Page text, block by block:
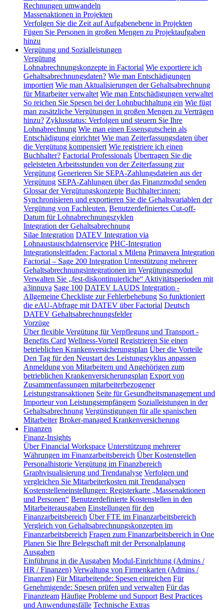
Rechnungen umwandeln
Massenaktionen in Projekten
Verfolgen Sie die Zeit auf Aufgabenebene in Projekten
Fügen Sie Personen in großen Mengen zu Projektaufgaben
hinzu
Vergütung und Sozialleistungen
Vergütung
Lohnabrechnungskonzepte in Factorial Wie exportiere ich
Gehaltsabrechnungsdaten? Wie man Entschädigungen
importiert Wie man Aktualisierungen der Gehaltsabrechnung
für Mitarbeiter verwaltet Wie man Entschädigungen verwaltet
So reichen Sie Spesen bei der Lohnbuchhaltung ein Wie fügt
man zusätzliche Vergütungen in großen Mengen zu Verträgen
hinzu? Zyklusstatus: Verfolgen und steuern Sie Ihre
Lohnabrechnung Wie man einen Essensgutschein als
Entschädigung einrichtet Wie man Zeiterfassungsdaten über
die Vergütung kompensiert Wie registriere ich einen
Buchhalter? Factorial Professionals Übertragen Sie die
geleisteten Arbeitsstunden von der Zeiterfassung zur
Vergütung Generieren Sie SEPA-Zahlungsdateien aus der
Vergütung SEPA-Zahlungen über das Finanzmodul senden
Glossar der Vergütungskonzepte Buchhalter:innen:
Synchronisieren und exportieren Sie die Gehaltsvariablen der
Vergütung von Fachleuten. Benutzerdefiniertes Cut-off-
Datum für Lohnabrechnungszyklen
Integration der Gehaltsabrechnung
Silae Integration DATEV Integration via
Lohnaustauschdatenservice PHC-Integration
Integrationsleitfaden: Factorial x Milena Primavera Integration
Factorial – Sage 200 Integration Unterstützung mehrerer
Gehaltsabrechnungsintegrationen im Vergütungsmodul
Verwalten Sie „fest-diskontinuierliche“ Aktivitätsperioden mit
a3innuva Sage 100 DATEV LAUDS Integration -
Allgemeine Checkliste zur Fehlerbehebung So funktioniert
die eAU-Abfrage mit DATEV über Factorial Deutsch
DATEV Gehaltsabrechnungsfelder
Vorzüge
Über flexible Vergütung für Verpflegung und Transport -
Benefits Card Wellness-Vorteil Registrieren Sie einen
betrieblichen Krankenversicherungsplan Über die Vorteile
Den Tag für den Neustart des Leistungszyklus anpassen
Anmeldung von Mitarbeitern und Angehörigen zum
betrieblichen Krankenversicherungsplan Export von
Zusammenfassungen mitarbeiterbezogener
Leistungstransaktionen Seite für Gesundheitsmanagement und
Importeur von Leistungsempfängern Sozialleistungen in der
Gehaltsabrechnung Vergünstigungen für alle spanischen
Mitarbeiter Broker-managed Krankenversicherung
Finanzen
Finanz-Insights
Über Financial Workspace Unterstützung mehrerer
Währungen im Finanzarbeitsbereich Über Kostenstellen
Personalhistorie Vergütung im Finanzbereich
Graphvisualisierung und Trendanalyse Verfolgen und
vergleichen Sie Mitarbeiterkosten mit Trendanalysen
Kostenstelleneinstellungen: Registerkarte „Massenaktionen
und Personen“ Benutzerdefinierte Kostenstellen in den
Mitarbeiterausgaben Einstellungen für den
Finanzarbeitsbereich Über FTE im Finanzarbeitsbereich
Vergleich von Gehaltsabrechnungskonzepten im
Finanzarbeitsbereich Fragen zum Finanzarbeitsbereich in One
Planen Sie Ihre Belegschaft mit der Personalplanung
Ausgaben
Einführung in die Ausgaben Modul-Einrichtung (Admins /
HR / Finanzen) Verwaltung von Firmenkarten (Admins /
Finanzen) Für Mitarbeitende: Spesen einreichen Für
Genehmigende: Spesen prüfen und verwalten Für das
Finanzteam Häufige Probleme und Support Best Practices
und Anwendungsfälle Technische Extras